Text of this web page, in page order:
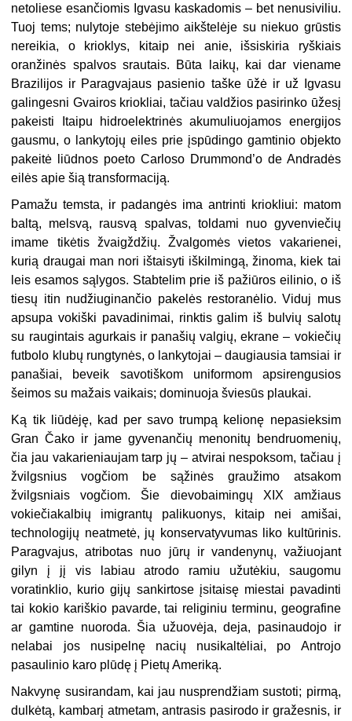
netoliese esančiomis Igvasu kaskadomis – bet nenusiviliu.
Tuoj tems; nulytoje stebėjimo aikštelėje su niekuo grūstis
nereikia, o krioklys, kitaip nei anie, išsiskiria ryškiais
oranžinės spalvos srautais. Būta laikų, kai dar viename
Brazilijos ir Paragvajaus pasienio taške ūžė ir už Igvasu
galingesni Gvairos kriokliai, tačiau valdžios pasirinko ūžesį
pakeisti Itaipu hidroelektrinės akumuliuojamos energijos
gausmu, o lankytojų eiles prie įspūdingo gamtinio objekto
pakeitė liūdnos poeto Carloso Drummond’o de Andradės
eilės apie šią transformaciją.
Pamažu temsta, ir padangės ima antrinti kriokliui: matom
baltą, melsvą, rausvą spalvas, toldami nuo gyvenviečių
imame tikėtis žvaigždžių. Žvalgomės vietos vakarienei,
kurią draugai man nori ištaisyti iškilmingą, žinoma, kiek tai
leis esamos sąlygos. Stabtelim prie iš pažiūros eilinio, o iš
tiesų itin nudžiuginančio pakelės restoranėlio. Viduj mus
apsupa vokiški pavadinimai, rinktis galim iš bulvių salotų
su raugintais agurkais ir panašių valgių, ekrane – vokiečių
futbolo klubų rungtynės, o lankytojai – daugiausia tamsiai ir
panašiai, beveik savotiškom uniformom apsirengusios
šeimos su mažais vaikais; dominuoja šviesūs plaukai.
Ką tik liūdėję, kad per savo trumpą kelionę nepasieksim
Gran Čako ir jame gyvenančių menonitų bendruomenių,
čia jau vakarieniaujam tarp jų – atvirai nespoksom, tačiau į
žvilgsnius vogčiom be sąžinės graužimo atsakom
žvilgsniais vogčiom. Šie dievobaimingų XIX amžiaus
vokiečiakalbių imigrantų palikuonys, kitaip nei amišai,
technologijų neatmetė, jų konservatyvumas liko kultūrinis.
Paragvajus, atribotas nuo jūrų ir vandenynų, važiuojant
gilyn į jį vis labiau atrodo ramiu užutėkiu, saugomu
voratinklio, kurio gijų sankirtose įsitaisę miestai pavadinti
tai kokio kariškio pavarde, tai religiniu terminu, geografine
ar gamtine nuoroda. Šia užuovėja, deja, pasinaudojo ir
nelabai jos nusipelnę nacių nusikaltėliai, po Antrojo
pasaulinio karo plūdę į Pietų Ameriką.
Nakvynę susirandam, kai jau nusprendžiam sustoti; pirmą,
dulkėtą, kambarį atmetam, antrasis pasirodo ir gražesnis, ir